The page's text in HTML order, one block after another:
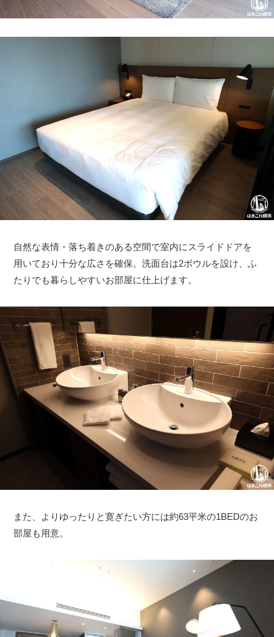
自然な表情・落ち着きのある空間で室内にスライドドアを
用いており十分な広さを確保。洗面台は2ボウルを設け、ふ
たりでも暮らしやすいお部屋に仕上げます。
また、よりゆったりと寛ぎたい方には約63平米の1BEDのお
部屋も用意。